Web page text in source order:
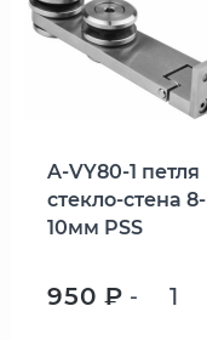
A-VY80-1 петля
стекло-стена 8-
10мм PSS
950 ₽ -